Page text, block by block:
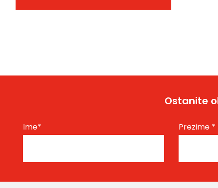
Ostanite
Ime* Prezime *